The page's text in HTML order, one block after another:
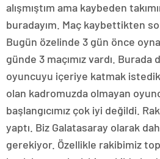
alışmıştım ama kaybeden
buradayım. Maç kaybettikten
Bugün özelinde 3 gün önce
günde 3 maçımız vardı.
oyuncuyu içeriye katmak
olan kadromuzda olmayan
başlangıcımız çok iyi değildi.
yaptı. Biz Galatasaray olarak
gerekiyor. Özellikle rakibimiz